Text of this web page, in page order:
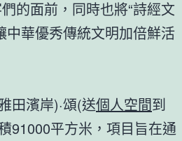
的面前，同時也將“詩經文
中華優秀傳統文明加倍鮮活
田濱岸)·頌(送個人空間到
91000平方米，項目旨在通